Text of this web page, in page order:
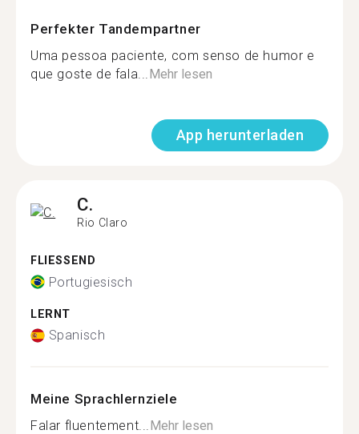
Perfekter Tandempartner
Uma pessoa paciente, com senso de humor e
que goste de fala...Mehr lesen
App herunterladen
C.
Rio Claro
FLIESSEND
Portugiesisch
LERNT
Spanisch
Meine Sprachlernziele
Falar fluentement...Mehr lesen